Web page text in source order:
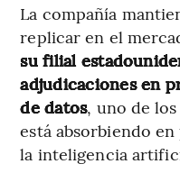
La compañía
replicar en el
su filial
adjudicaciones en
de datos, uno de
está absorbiendo
la inteligencia